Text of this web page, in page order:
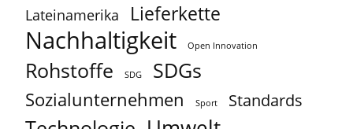
Lateinamerika Lieferkette
Nachhaltigkeit Open Innovation
Rohstoffe SDG SDGs
Sozialunternehmen Sport Standards